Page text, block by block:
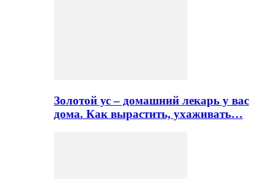
Золотой ус – домашний лекарь у вас
дома. Как вырастить, ухаживать…